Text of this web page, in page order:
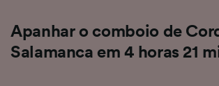
Apanhar o comboio de
Salamanca em 4 horas 21